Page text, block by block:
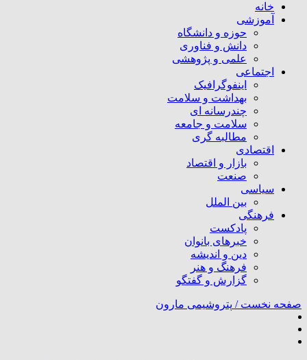
خانه
آموزشی
حوزه و دانشگاه
دانش و فناوری
علمی و پژوهشی
اجتماعی
اینفوگرافیک
بهداشت و سلامت
چندرسانه ای
سلامت و جامعه
مطالبه گری
اقتصادی
بازار و اقتصاد
صنعت
سیاسی
بین الملل
فرهنگی
پادکست
خبرهای بانوان
دین و اندیشه
فرهنگ و هنر
گزارش و گفتگو
صفحه نخست / پتروشیمی مارون